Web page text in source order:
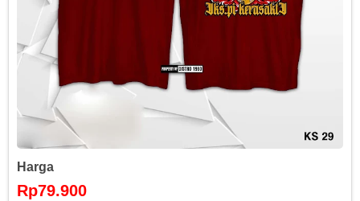
Harga
Rp79.900